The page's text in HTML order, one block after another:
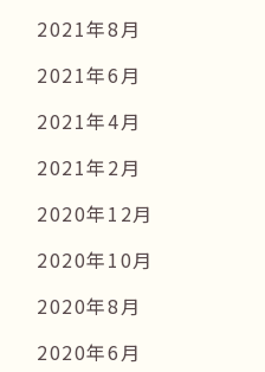
2021年8月
2021年6月
2021年4月
2021年2月
2020年12月
2020年10月
2020年8月
2020年6月